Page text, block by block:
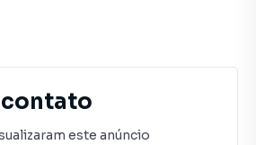
contato
este anúncio